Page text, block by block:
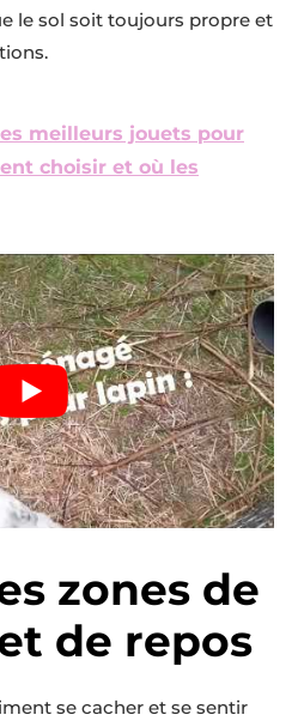
le sol soit toujours propre et
meilleurs jouets pour
choisir et où les
zones de
de repos
se cacher et se sentir